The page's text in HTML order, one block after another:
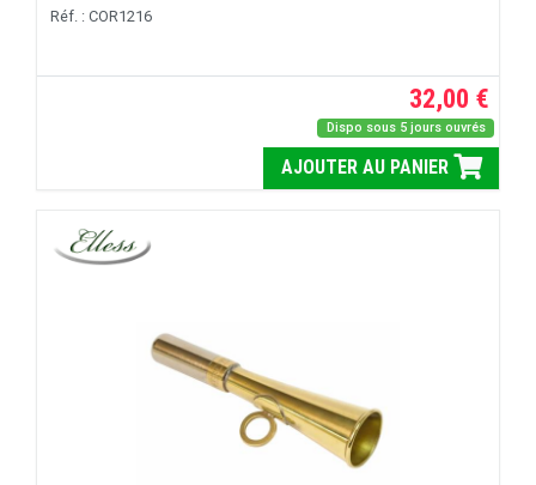
Réf. : COR1216
32,00 €
Dispo sous 5 jours ouvrés
AJOUTER AU PANIER